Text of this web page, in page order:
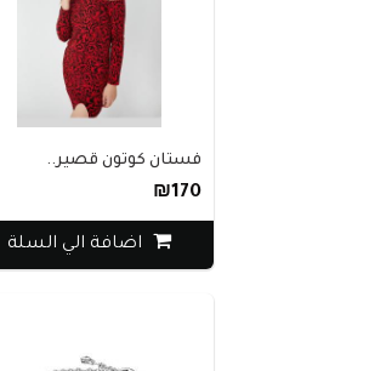
فستان كوتون قصير..
₪170
اضافة الي السلة